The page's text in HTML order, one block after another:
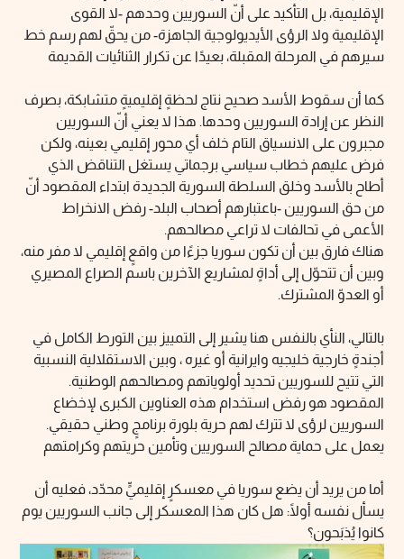
الإقليمية، بل التأكيد على أنّ السوريين وحدهم -لا القوى
الإقليمية ولا الرؤى الأيديولوجية الجاهزة- من يحقّ لهم رسم خط
سيرهم في المرحلة المقبلة، بعيدًا عن تكرار الثنائيات القديمة
كما أن سقوط الأسد صحيح نتاج لحظةٍ إقليميةٍ متشابكة، بصرف
النظر عن إرادة السوريين وحدها. هذا لا يعني أنّ السوريين
مجبرون على الانسياق التام خلف أي محور إقليمي بعينه، ولكن
فرض عليهم خطاب سياسي برجماتي يستغل التناقض الذي
أطاح بالأسد وخلق السلطة السورية الجديدة ابتداء المقصود أنّ
من حق السوريين -باعتبارهم أصحاب البلد- رفض الانخراط
الأعمى في تحالفات لا تراعي مصالحهم.
هناك فارق بين أن تكون سوريا جزءًا من واقعٍ إقليمي لا مفر منه،
وبين أن تتحوّل إلى أداةٍ لمشاريع الآخرين باسم الصراع المصيري
أو العدوّ المشترك.
بالتالي، النأي بالنفس هنا يشير إلى التمييز بين التورط الكامل في
أجندةٍ خارجية خليجيه وايرانية أو غيره ، وبين الاستقلالية النسبية
التي تتيح للسوريين تحديد أولوياتهم ومصالحهم الوطنية.
المقصود هو رفض استخدام هذه العناوين الكبرى لإخضاع
السوريين لرؤى لا تترك لهم حرية بلورة برنامجٍ وطني حقيقي.
يعمل على حماية مصالح السوريين وتأمين حريتهم وكرامتهم
أما من يريد أن يضع سوريا في معسكرٍ إقليميٍّ محدّد، فعليه أن
يسأل نفسه أولًا: هل كان هذا المعسكر إلى جانب السوريين يوم
كانوا يُذبَحون؟